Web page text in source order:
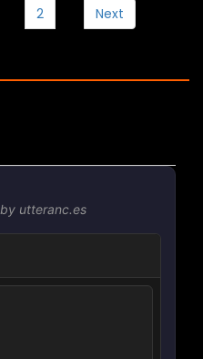
2 Next